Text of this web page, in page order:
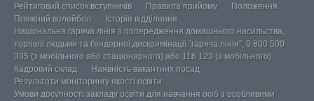
Рейтиговий список вступників
Правила прийому
Положення
Пляжний волейбол
Історія відділення
Національна гаряча лінія з попередження домашнього насильства,
торгівлі людьми та ґендерної дискримінації “гаряча лінія”, 0 800 500
335 (з мобільного або стаціонарного) або 116 123 (з мобільного)
Кадровий склад
Наявність вакантних посад
Результати моніторингу якості освіти
Умови досупності закладу освіти для навчання осіб з особливими